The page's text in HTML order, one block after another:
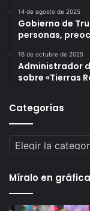
14 de agosto de 2025
Gobierno de
personas,
16 de octubre de 2025
Administrador
sobre «Tierras
Categorías
Categorías
Míralo en